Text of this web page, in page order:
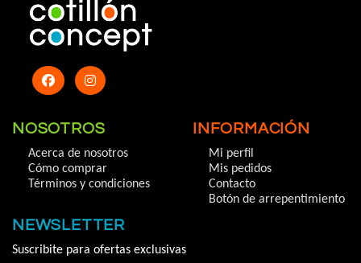
NOSOTROS
Acerca de nosotros
Cómo comprar
Términos y condiciones
INFORMACIÓN
Mi perfil
Mis pedidos
Contacto
Botón de arrepentimiento
NEWSLETTER
Suscribite para ofertas exclusivas